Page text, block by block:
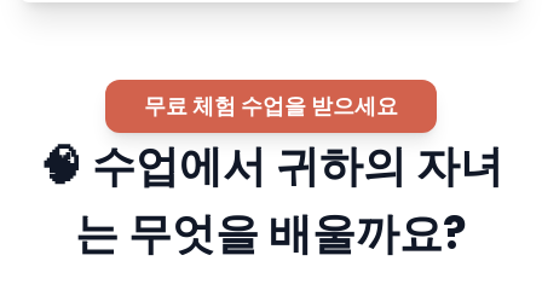
무료 체험 수업을 받으세요
🧠 수업에서 귀하의 자녀
는 무엇을 배울까요?